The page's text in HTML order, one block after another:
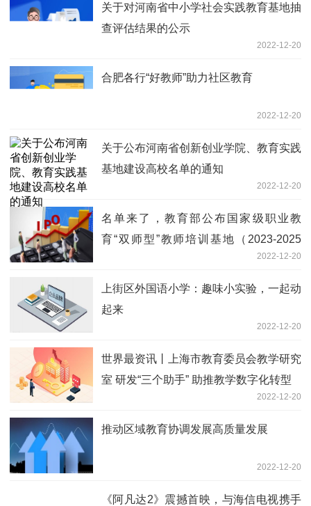
关于对河南省中小学社会实践教育基地抽
查评估结果的公示
2022-12-20
合肥各行“好教师”助力社区教育
2022-12-20
关于公布河南省创新创业学院、教育实践
基地建设高校名单的通知
2022-12-20
名单来了，教育部公布国家级职业教
育“双师型”教师培训基地（2023-2025
2022-12-20
上街区外国语小学：趣味小实验，一起动
起来
2022-12-20
世界最资讯丨上海市教育委员会教学研究
室 研发“三个助手” 助推教学数字化转型
2022-12-20
推动区域教育协调发展高质量发展
2022-12-20
《阿凡达2》震撼首映，与海信电视携手